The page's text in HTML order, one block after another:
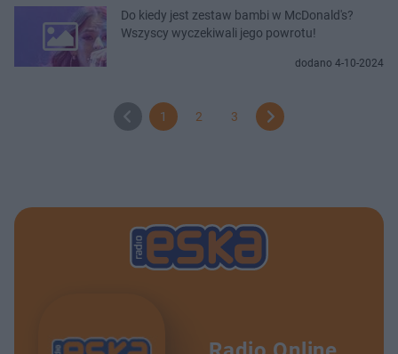
Do kiedy jest zestaw bambi w McDonald's?
Wszyscy wyczekiwali jego powrotu!
dodano 4-10-2024
1 2 3